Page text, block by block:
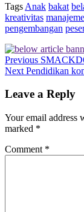
Tags Anak bakat
kreativitas
pengembangan
Previous
Next Pendidikan
Leave a Reply
Your email address
marked *
Comment *